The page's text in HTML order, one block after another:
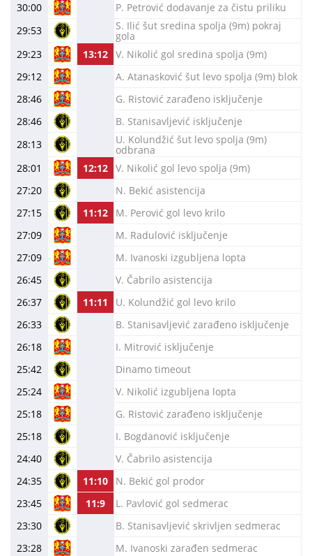
30:00
P. Petrović dodavanje za čistu priliku
29:53
S. Ilić šut sredina spolja (9m) pokraj
gola
29:23
13:12 V. Nikolić gol sredina spolja (9m)
29:12
A. Atanasković šut levo spolja (9m) blok
28:46
G. Ristović zarađeno isključenje
28:46
B. Stanisavljević isključenje
28:13
U. Kolundžić šut levo spolja (9m)
odbrana
28:01
12:12 V. Nikolić gol levo spolja (9m)
27:20
N. Bekić asistencija
27:15
11:12
M. Perović gol levo krilo
27:09
M. Radulović isključenje
27:09
M. Ivanoski izgubljena lopta
26:45
V. Čabrilo asistencija
26:37
11:11
U. Kolundžić gol levo krilo
26:33
B. Stanisavljević zarađeno isključenje
26:18
I. Mitrović isključenje
25:42
Dinamo timeout
25:24
V. Nikolić izgubljena lopta
25:18
G. Ristović zarađeno isključenje
25:18
I. Bogdanović isključenje
24:40
V. Čabrilo asistencija
24:35
11:10
N. Bekić gol prodor
23:45
11:9
L. Pavlović gol sedmerac
23:30
B. Stanisavljević skrivljen sedmerac
23:28
M. Ivanoski zarađen sedmerac